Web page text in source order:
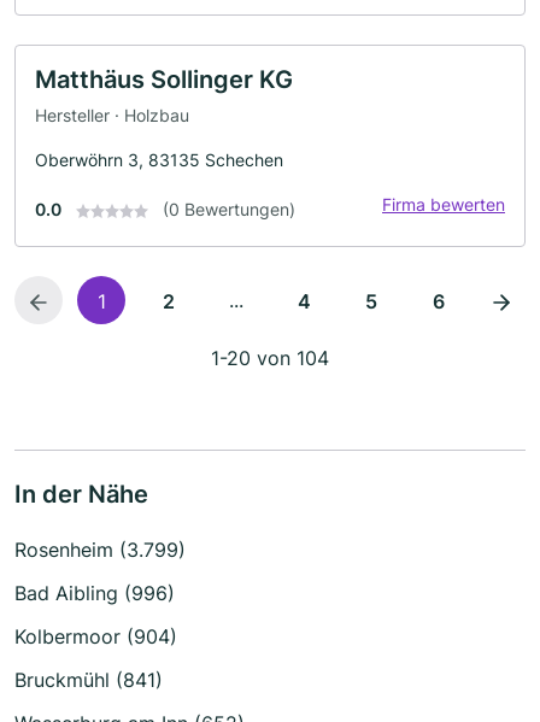
Matthäus Sollinger KG
Hersteller · Holzbau
Oberwöhrn 3, 83135 Schechen
0.0 (0 Bewertungen) Firma bewerten
1 2 ... 4 5 6
1-20 von 104
In der Nähe
Rosenheim (3.799)
Bad Aibling (996)
Kolbermoor (904)
Bruckmühl (841)